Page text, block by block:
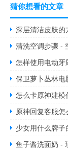
猜你想看的文章
深层清洁皮肤
清洗空调步骤 -
怎样使用电动
保卫萝卜丛林电
怎么卡原神建模
原神回复客服怎
少女用什么牌
鱼子酱洗面奶 -